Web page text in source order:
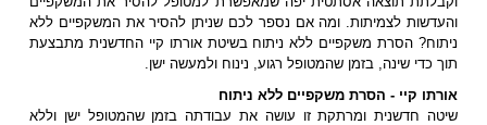
והעדשות לצמיתות. ומה אם נספר לכם שניתן להסיר את המשקפיים ללא
ניתוח? הסרת משקפיים ללא ניתוח בשיטת אורתו קיי החדשנית מתבצעת
תוך כדי שינה, בזמן שהמטופל רגוע, נינוח ולמעשה ישן.
אורתו קיי - הסרת משקפיים ללא ניתוח
שיטה חדשנית ומרתקת זו עושה את עבודתה בזמן שהמטופל ישן וללא